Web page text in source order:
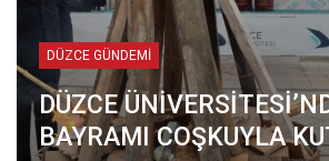
DÜZCE GÜNDEMİ
DÜZCE
BAYRAMI COŞKUYLA